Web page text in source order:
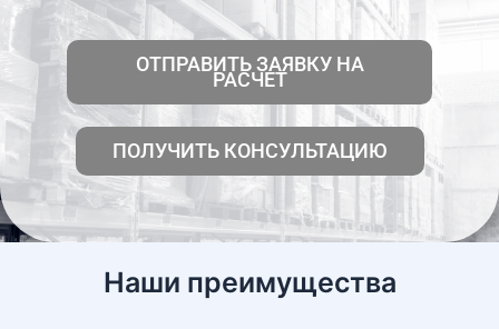
ОТПРАВИТЬ ЗАЯВКУ НА
РАСЧЕТ
ПОЛУЧИТЬ КОНСУЛЬТАЦИЮ
Наши преимущества